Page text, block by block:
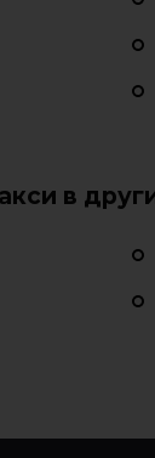
в